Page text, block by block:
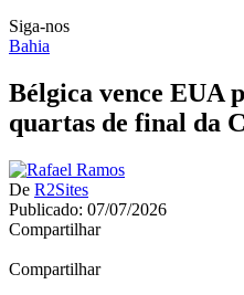
Siga-nos
Bahia
Bélgica vence EUA
quartas de final da
De R2Sites
Publicado: 07/07/2026
Compartilhar
Compartilhar